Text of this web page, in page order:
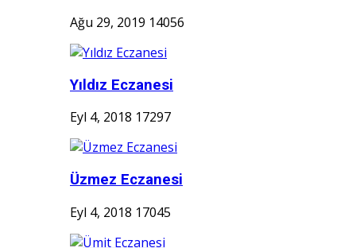
Ağu 29, 2019 14056
Yıldız Eczanesi
Eyl 4, 2018 17297
Üzmez Eczanesi
Eyl 4, 2018 17045